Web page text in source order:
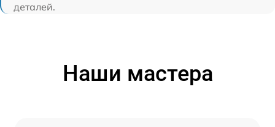
деталей.
Наши мастера